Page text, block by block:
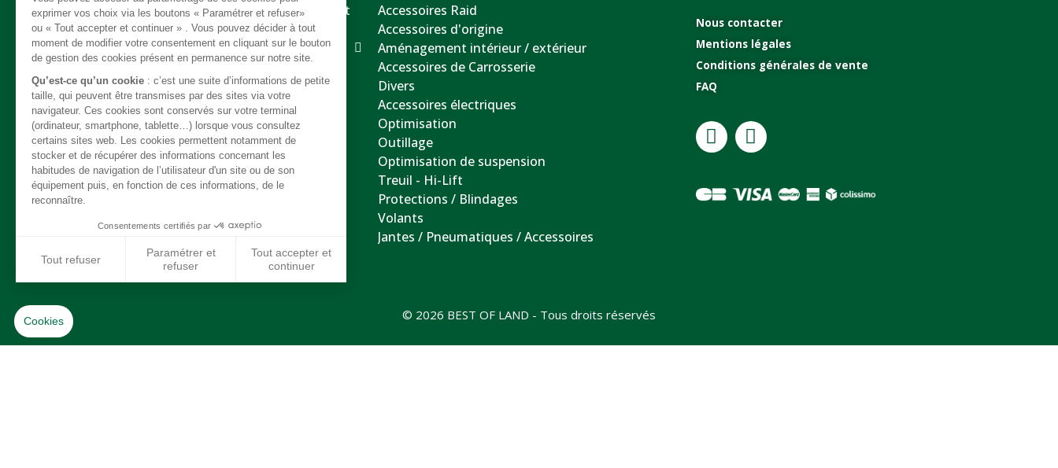
Embrayage - Boite de vitesse / boite de transfert
Câble
Carrosserie / Chassis
Direction
Echappement
Electricité
Freinage
Intérieur
Moteur
Refroidissement / chauffage / clim
Suspension
Système de carburant
Jantes / Pneumatiques
Accessoires Raid
Accessoires d'origine
Aménagement intérieur / extérieur
Accessoires de Carrosserie
Divers
Accessoires électriques
Optimisation
Outillage
Optimisation de suspension
Treuil - Hi-Lift
Protections / Blindages
Volants
Jantes / Pneumatiques / Accessoires
Nous contacter
Mentions légales
Conditions générales de vente
FAQ
© 2026 BEST OF LAND - Tous droits réservés